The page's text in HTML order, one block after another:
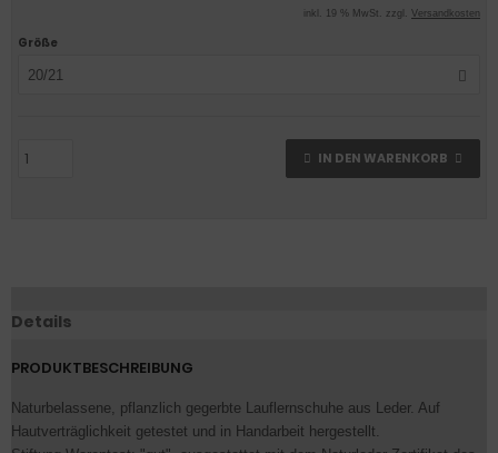
inkl. 19 % MwSt. zzgl. Versandkosten
Größe
20/21
IN DEN WARENKORB
Details
PRODUKTBESCHREIBUNG
Naturbelassene, pflanzlich gegerbte Lauflernschuhe aus Leder. Auf
Hautverträglichkeit getestet und in Handarbeit hergestellt.